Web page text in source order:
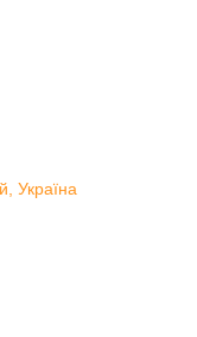
Україна